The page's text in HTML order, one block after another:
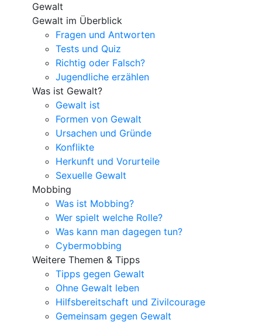
Gewalt
Gewalt im Überblick
Fragen und Antworten
Tests und Quiz
Richtig oder Falsch?
Jugendliche erzählen
Was ist Gewalt?
Gewalt ist
Formen von Gewalt
Ursachen und Gründe
Konflikte
Herkunft und Vorurteile
Sexuelle Gewalt
Mobbing
Was ist Mobbing?
Wer spielt welche Rolle?
Was kann man dagegen tun?
Cybermobbing
Weitere Themen & Tipps
Tipps gegen Gewalt
Ohne Gewalt leben
Hilfsbereitschaft und Zivilcourage
Gemeinsam gegen Gewalt